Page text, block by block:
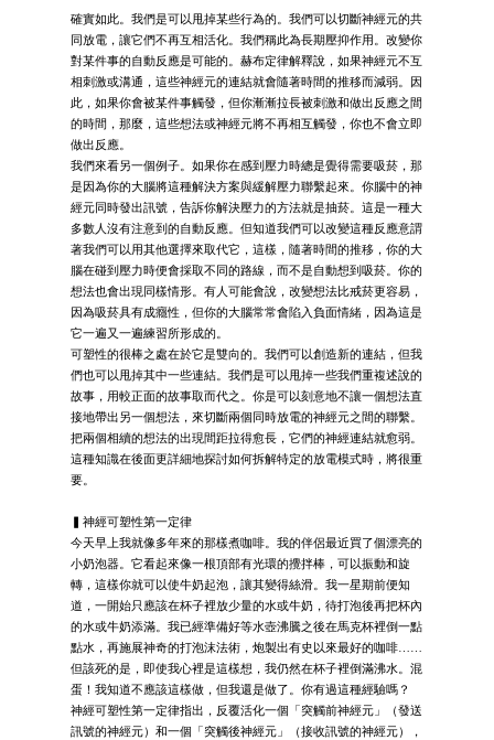
確實如此。我們是可以甩掉某些行為的。我們可以切斷神經元的共
同放電，讓它們不再互相活化。我們稱此為長期壓抑作用。改變你
對某件事的自動反應是可能的。赫布定律解釋說，如果神經元不互
相刺激或溝通，這些神經元的連結就會隨著時間的推移而減弱。因
此，如果你會被某件事觸發，但你漸漸拉長被刺激和做出反應之間
的時間，那麼，這些想法或神經元將不再相互觸發，你也不會立即
做出反應。
我們來看另一個例子。如果你在感到壓力時總是覺得需要吸菸，那
是因為你的大腦將這種解決方案與緩解壓力聯繫起來。你腦中的神
經元同時發出訊號，告訴你解決壓力的方法就是抽菸。這是一種大
多數人沒有注意到的自動反應。但知道我們可以改變這種反應意謂
著我們可以用其他選擇來取代它，這樣，隨著時間的推移，你的大
腦在碰到壓力時便會採取不同的路線，而不是自動想到吸菸。你的
想法也會出現同樣情形。有人可能會說，改變想法比戒菸更容易，
因為吸菸具有成癮性，但你的大腦常常會陷入負面情緒，因為這是
它一遍又一遍練習所形成的。
可塑性的很棒之處在於它是雙向的。我們可以創造新的連結，但我
們也可以甩掉其中一些連結。我們是可以甩掉一些我們重複述說的
故事，用較正面的故事取而代之。你是可以刻意地不讓一個想法直
接地帶出另一個想法，來切斷兩個同時放電的神經元之間的聯繫。
把兩個相續的想法的出現間距拉得愈長，它們的神經連結就愈弱。
這種知識在後面更詳細地探討如何拆解特定的放電模式時，將很重
要。
▍神經可塑性第一定律
今天早上我就像多年來的那樣煮咖啡。我的伴侶最近買了個漂亮的
小奶泡器。它看起來像一根頂部有光環的攪拌棒，可以振動和旋
轉，這樣你就可以使牛奶起泡，讓其變得絲滑。我一星期前便知
道，一開始只應該在杯子裡放少量的水或牛奶，待打泡後再把杯內
的水或牛奶添滿。我已經準備好等水壺沸騰之後在馬克杯裡倒一點
點水，再施展神奇的打泡沫法術，炮製出有史以來最好的咖啡……
但該死的是，即使我心裡是這樣想，我仍然在杯子裡倒滿沸水。混
蛋！我知道不應該這樣做，但我還是做了。你有過這種經驗嗎？
神經可塑性第一定律指出，反覆活化一個「突觸前神經元」（發送
訊號的神經元）和一個「突觸後神經元」（接收訊號的神經元），